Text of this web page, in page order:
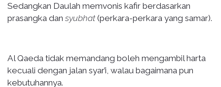
Sedangkan Daulah memvonis kafir berdasarkan
prasangka dan syubhat(perkara-perkara yang samar).
Al Qaeda tidak memandang boleh mengambil harta
kecuali dengan jalan syar’i, walau bagaimana pun
kebutuhannya.